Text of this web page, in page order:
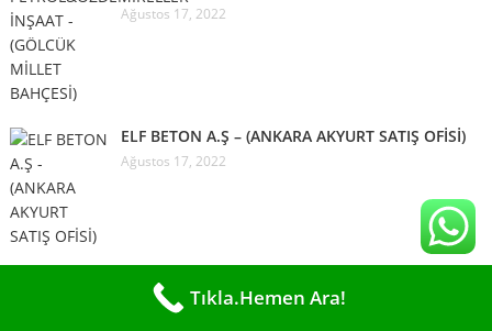
Ağustos 17, 2022
ELF BETON A.Ş – (ANKARA AKYURT SATIŞ OFİSİ)
Ağustos 17, 2022
SOMALİ (HARGEİSA) ISUZU SATIŞ MERKEZİ
Şubat 18, 2022Tıkla.Hemen Ara!